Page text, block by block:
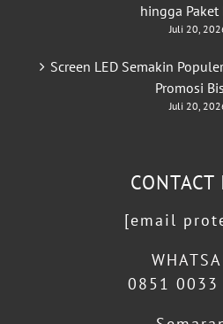
hingga Paket
Juli 20,
Screen LED Semakin
Promosi
Juli 20,
CONTACT
[email
0851 0033